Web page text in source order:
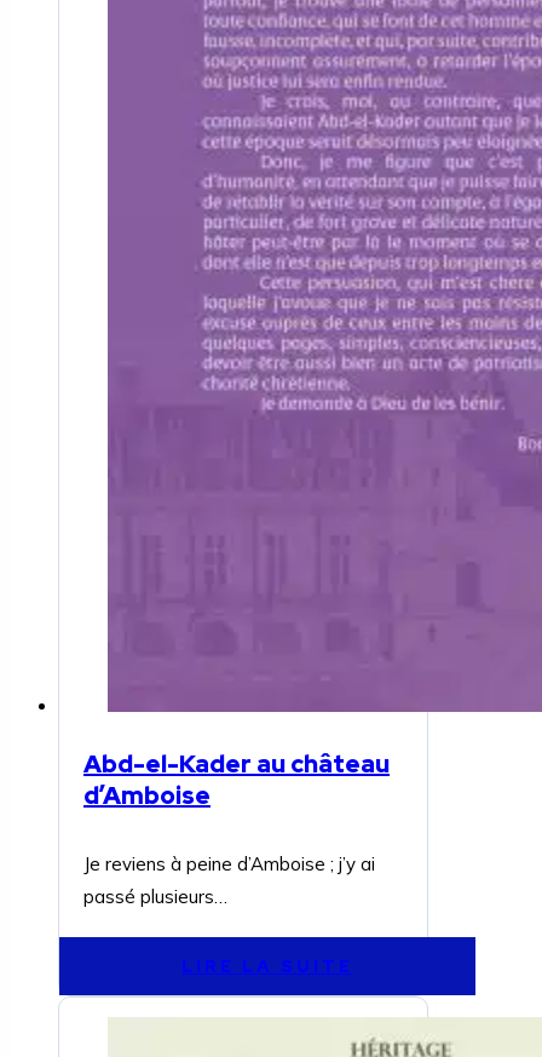
Abd-el-Kader au château
d’Amboise
Je reviens à peine d’Amboise ; j’y ai
passé plusieurs…
LIRE LA SUITE